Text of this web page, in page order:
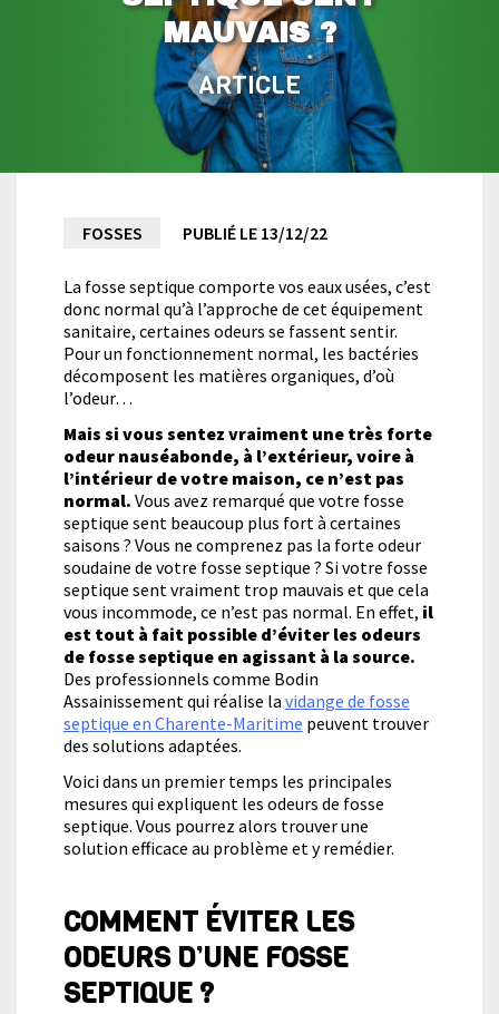
MAUVAIS ?
ARTICLE
Pourquoi
ma
fosse
septique
sent
mauvais ?
FOSSES PUBLIÉ LE 13/12/22
La fosse septique comporte vos eaux usées, c’est
donc normal qu’à l’approche de cet équipement
sanitaire, certaines odeurs se fassent sentir.
Pour un fonctionnement normal, les bactéries
décomposent les matières organiques, d’où
l’odeur…
Mais si vous sentez vraiment une très forte
odeur nauséabonde, à l’extérieur, voire à
l’intérieur de votre maison, ce n’est pas
normal. Vous avez remarqué que votre fosse
septique sent beaucoup plus fort à certaines
saisons ? Vous ne comprenez pas la forte odeur
soudaine de votre fosse septique ? Si votre fosse
septique sent vraiment trop mauvais et que cela
vous incommode, ce n’est pas normal. En effet, il
est tout à fait possible d’éviter les odeurs
de fosse septique en agissant à la source.
Des professionnels comme Bodin
Assainissement qui réalise la vidange de fosse
septique en Charente-Maritime peuvent trouver
des solutions adaptées.
Voici dans un premier temps les principales
mesures qui expliquent les odeurs de fosse
septique. Vous pourrez alors trouver une
solution efficace au problème et y remédier.
COMMENT ÉVITER LES
ODEURS D’UNE FOSSE
SEPTIQUE ?